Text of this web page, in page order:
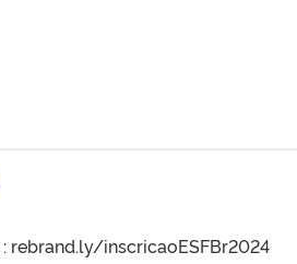
rebrand.ly/inscricaoESFBr2024